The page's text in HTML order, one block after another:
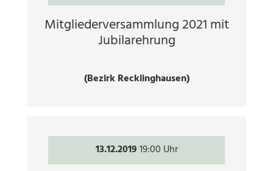
Mitgliederversammlung 2021 mit
Jubilarehrung
(Bezirk Recklinghausen)
13.12.201919:00 Uhr